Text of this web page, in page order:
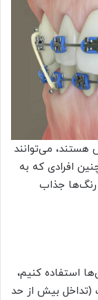
می‌توانند
افرادی که به
رنگ‌ها جذاب
استفاده کنیم،
(تداخل بیش ‌از حد